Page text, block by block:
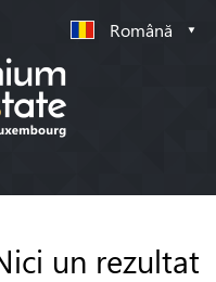
Română
un rezultat